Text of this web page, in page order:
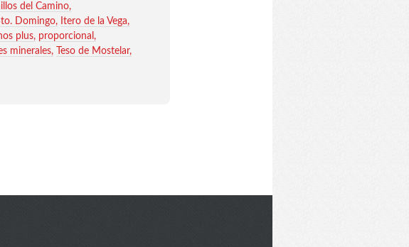
del Camino
Domingo
Itero de la Vega
plus proporcional
minerales
Teso de Mostelar